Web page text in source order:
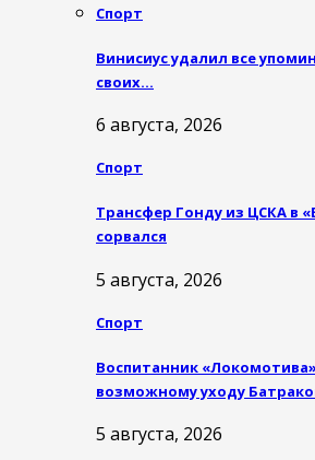
Спорт
Винисиус удалил все
своих…
6 августа, 2026
Спорт
Трансфер Гонду из ЦСКА в
сорвался
5 августа, 2026
Спорт
Воспитанник
возможному уходу
5 августа, 2026